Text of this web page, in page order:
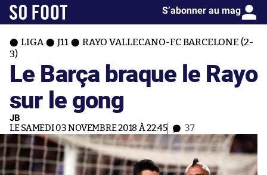
S’abonner au mag
LIGA J11
RAYO VALLECANO-FC BARCELONE (2-
3)
Le Barça braque le Rayo
sur le gong
JB
LE SAMEDI 03 NOVEMBRE 2018 À 22:45 37